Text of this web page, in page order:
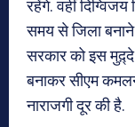
रहेंगे. वहीं
समय से जिला
सरकार को इस
बनाकर सीएम
नाराजगी दूर की है.